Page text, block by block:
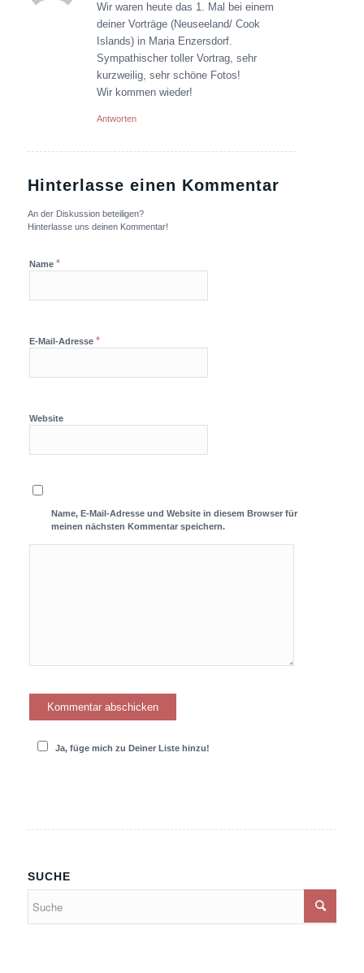
Wir waren heute das 1. Mal bei einem
deiner Vorträge (Neuseeland/ Cook
Islands) in Maria Enzersdorf.
Sympathischer toller Vortrag, sehr
kurzweilig, sehr schöne Fotos!
Wir kommen wieder!
Antworten
Hinterlasse einen Kommentar
An der Diskussion beteiligen?
Hinterlasse uns deinen Kommentar!
Name *
E-Mail-Adresse *
Website
Name, E-Mail-Adresse und Website in diesem Browser für
meinen nächsten Kommentar speichern.
Ja, füge mich zu Deiner Liste hinzu!
SUCHE